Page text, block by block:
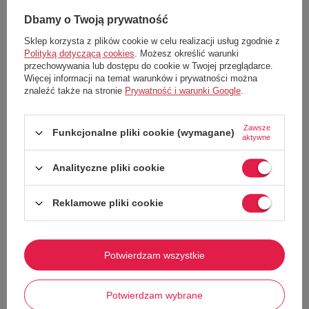
Wyróżnij się z tłumu dzięki tym wyjątkowym spodniom jeansowym,
łączącym klasyczny denim z artystycznym, miejskim designem.
Idealne dla mężczyzn ceniących oryginalność i wysoką jakość
wykonania.
Najważniejsze cechy:
Krój Prosty:nogawki straight leg zapewniają komfort i nowoczesny
nadrukiem.
Motyw Unikatowy:kolaż gazet, tekstów i grafik na nogawkach oraz
Stan Standardowy:
gwarantuje wygodę w codziennym użytkowaniu.
solidny, gruby, dobrze trzyma fason i dopasowuje
się do sylwetki.
Detale Streetwear:efekt patchwork, klasyczny guzik i zamek, pięć
Męskie spodnie jeansowe „Newspaper” to połączenie klasyki z
wyrazistym, streetwearowym stylem – idealne dla tych, którzy traktują
modę jako formę wyrazu.
Wymiary
Pokaż więcej
Dbamy o Twoją prywatność
Sklep korzysta z plików cookie w celu realizacji usług zgodnie z
Polityką dotyczącą cookies. Możesz określić warunki
przechowywania lub dostępu do cookie w Twojej przeglądarce.
Więcej informacji na temat warunków i prywatności można
znaleźć także na stronie Prywatność i warunki Google.
Funkcjonalne pliki cookie (wymagane)
Zawsze
aktywne
Analityczne pliki cookie
Reklamowe pliki cookie
Potwierdzam wybrane
Potwierdzam wszystkie